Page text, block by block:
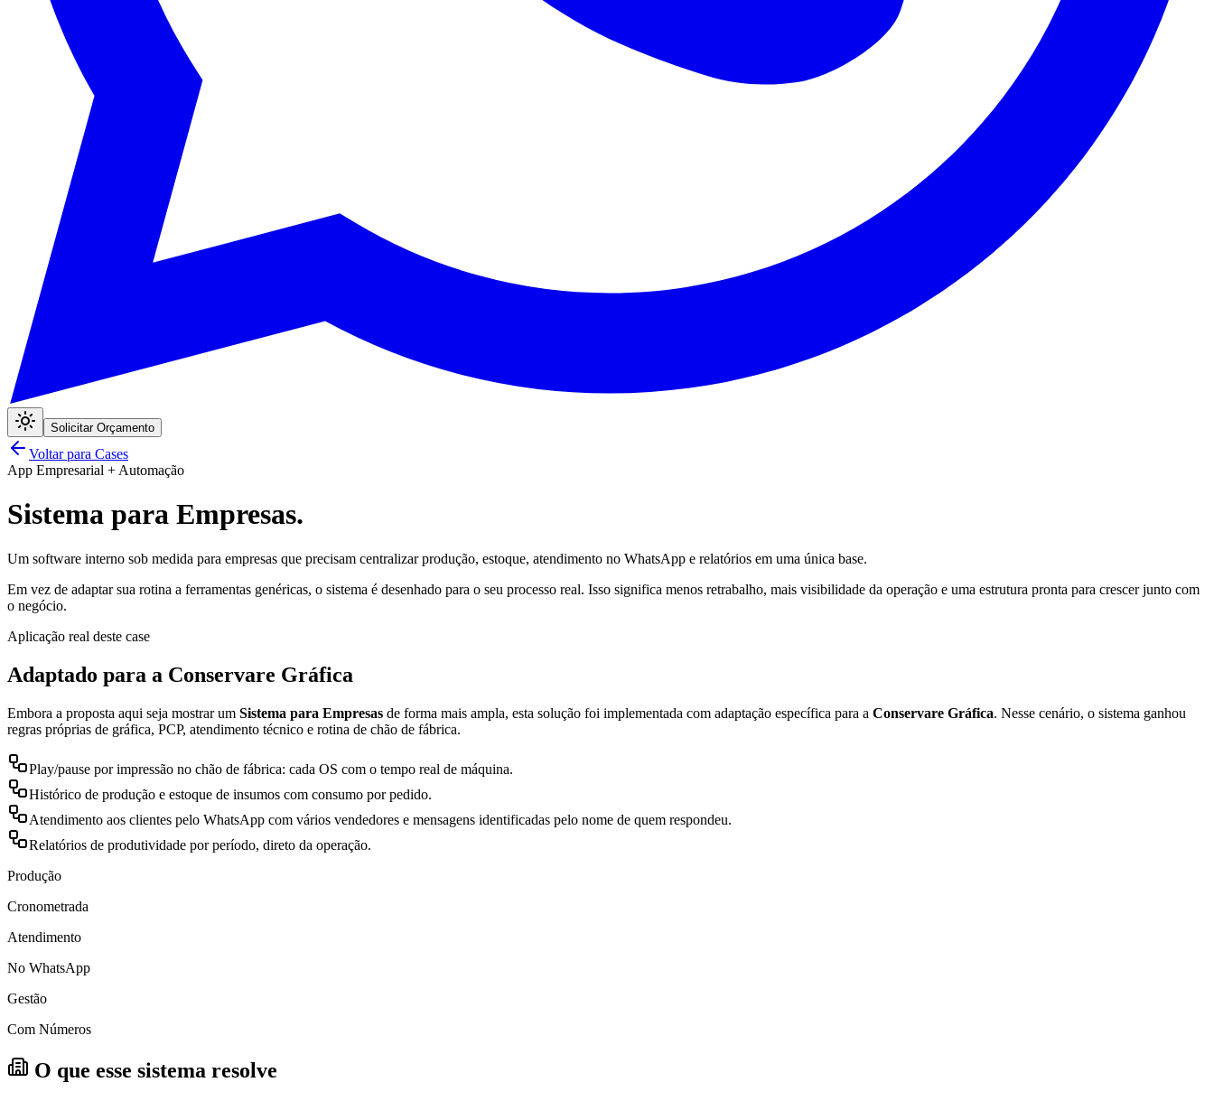
Solicitar Orçamento
Voltar para Cases
App Empresarial + Automação
Sistema para Empresas.
Um software interno sob medida para empresas que precisam centralizar produção, estoque, atendimento no WhatsApp e relatórios em uma única base.
Em vez de adaptar sua rotina a ferramentas genéricas, o sistema é desenhado para o seu processo real. Isso significa menos retrabalho, mais visibilidade da operação e uma estrutura pronta para crescer junto com
o negócio.
Aplicação real deste case
Adaptado para a Conservare Gráfica
Embora a proposta aqui seja mostrar um Sistema para Empresas de forma mais ampla, esta solução foi implementada com adaptação específica para a Conservare Gráfica. Nesse cenário, o sistema ganhou
regras próprias de gráfica, PCP, atendimento técnico e rotina de chão de fábrica.
Play/pause por impressão no chão de fábrica: cada OS com o tempo real de máquina.
Histórico de produção e estoque de insumos com consumo por pedido.
Atendimento aos clientes pelo WhatsApp com vários vendedores e mensagens identificadas pelo nome de quem respondeu.
Relatórios de produtividade por período, direto da operação.
Produção
Cronometrada
Atendimento
No WhatsApp
Gestão
Com Números
O que esse sistema resolve